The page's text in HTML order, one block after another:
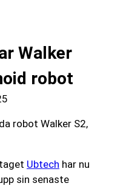
Walker
robot
Ubtech har nu
sin senaste